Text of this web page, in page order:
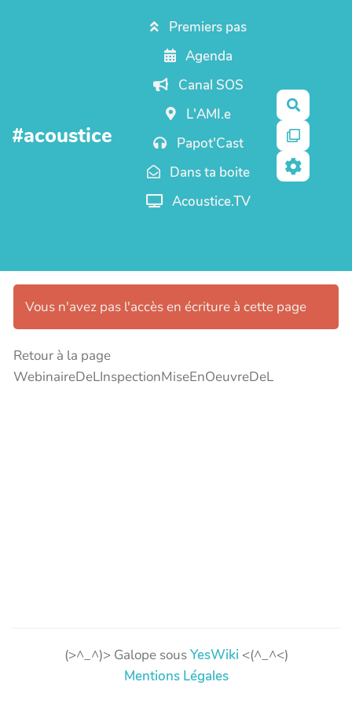
Aller au contenu principal
#acoustice
Premiers pas
Agenda
Canal SOS
L'AMI.e
Papot'Cast
Dans ta boite
Acoustice.TV
Vous n'avez pas l'accès en écriture à cette page
Retour à la page
WebinaireDeLInspectionMiseEnOeuvreDeL
(>^_^)> Galope sousYesWiki <(^_^<)
Mentions Légales